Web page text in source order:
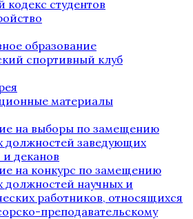
кодекс студентов
образование
спортивный клуб
материалы
на выборы по замещению
должностей заведующих
деканов
на конкурс по замещению
должностей научных и
работников, относящихся
преподавательскому